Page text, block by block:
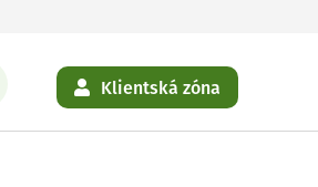
Klientská zóna